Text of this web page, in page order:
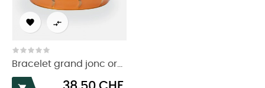
 
Bracelet grand jonc or...
Preis